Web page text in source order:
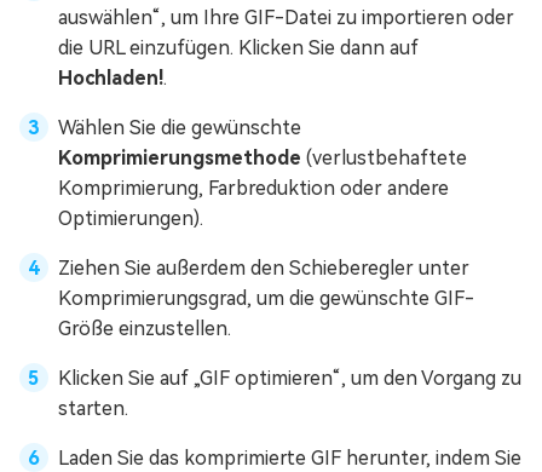
auswählen“, um Ihre GIF-Datei zu importieren oder
die URL einzufügen. Klicken Sie dann auf
Hochladen!.
Wählen Sie die gewünschte
Komprimierungsmethode (verlustbehaftete
Komprimierung, Farbreduktion oder andere
Optimierungen).
Ziehen Sie außerdem den Schieberegler unter
Komprimierungsgrad, um die gewünschte GIF-
Größe einzustellen.
Klicken Sie auf „GIF optimieren“, um den Vorgang zu
starten.
Laden Sie das komprimierte GIF herunter, indem Sie